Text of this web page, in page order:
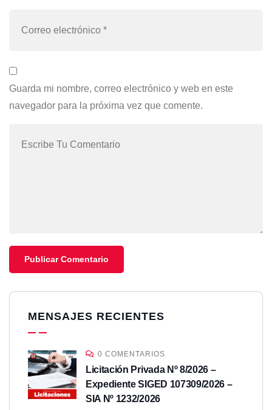
Guarda mi nombre, correo electrónico y web en este
navegador para la próxima vez que comente.
MENSAJES RECIENTES
0 COMENTARIOS
Licitación Privada Nº 8/2026 –
Expediente SIGED 107309/2026 –
SIA Nº 1232/2026